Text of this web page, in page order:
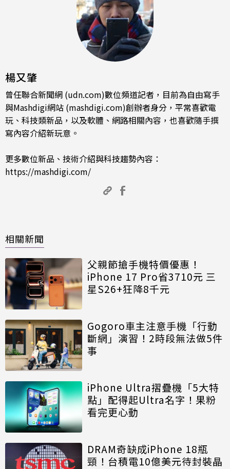
楊又肇
曾任聯合新聞網 (udn.com)數位頻道記者，目前為自由寫手
與Mashdigi網站 (mashdigi.com)創辦者身分，平常喜歡電
玩、科技類新品，以及軟體、網路相關內容，也喜歡隨手撰
寫內容介紹新玩意。
更多數位新品、技術介紹與科技趨勢內容：
https://mashdigi.com/
相關新聞
父親節搶手機特價優惠！
iPhone 17 Pro省3710元 三
星S26+狂降8千元
Gogoro車主注意手機「行動
斷網」演習！2時段無法做5件
事
iPhone Ultra摺疊機「5大特
點」配得起Ultra名字！果粉
看完更心動
DRAM奇缺成iPhone 18瓶
頸！台積電10億美元待封裝晶